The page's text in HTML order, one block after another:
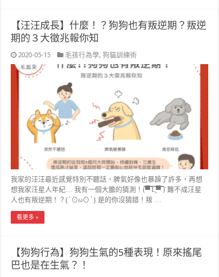
【汪汪成長】什麼！？狗狗也有叛逆期？叛逆
期的３大徵兆報你知
2020-05-15 毛孩行為學,狗貓訓練術
我家的汪汪最近感覺特別不聽話，脾氣好像也暴躁了許多，再想
想我家汪星人年紀… 我有一個大膽的猜測！(̿▀̿ ̿Ĺ̯̿̿▀̿ ̿)̄ 難不成汪星
人也有叛逆期！？(´⊙ω⊙`) 是的你沒猜錯！叛 …
看更多 »
【狗狗行為】狗狗生氣的5種表現！原來搖尾
巴也是在生氣？！